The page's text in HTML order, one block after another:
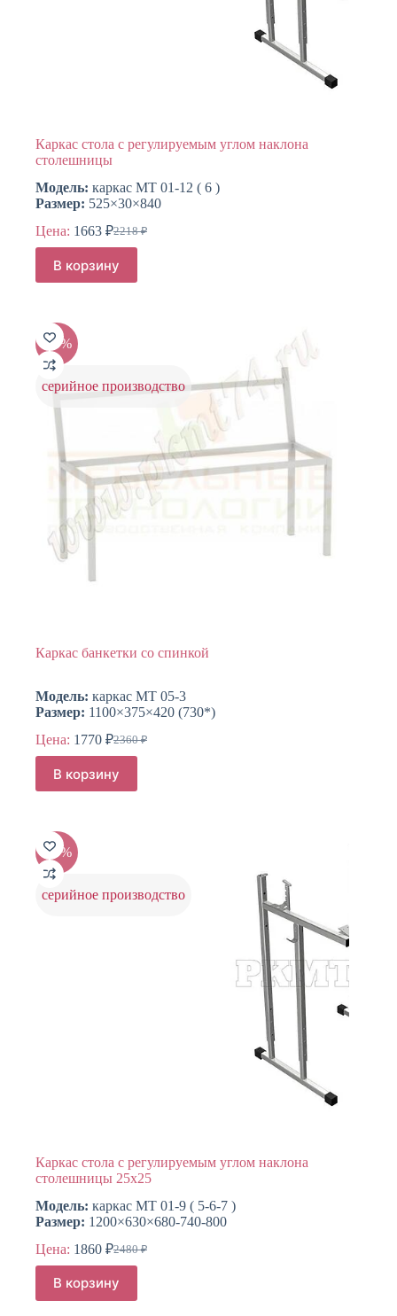
Каркас стола с регулируемым углом наклона
столешницы
Модель: каркас МТ 01-12 ( 6 )
Размер: 525×30×840
Цена:
2218₽
Первоначальная
цена
составляла
2218 ₽.
1663 ₽Текущая
цена:
1663 ₽.
В корзину
-25%
серийное производство
Каркас банкетки со спинкой
Модель: каркас МТ 05-3
Размер: 1100×375×420 (730*)
Цена:
2360₽
Первоначальная
цена
составляла
2360 ₽.
1770 ₽Текущая
цена:
1770 ₽.
В корзину
-25%
серийное производство
Каркас стола с регулируемым углом наклона
столешницы 25х25
Модель: каркас МТ 01-9 ( 5-6-7 )
Размер: 1200×630×680-740-800
Цена:
2480₽
Первоначальная
цена
составляла
2480 ₽.
1860 ₽Текущая
цена:
1860 ₽.
В корзину